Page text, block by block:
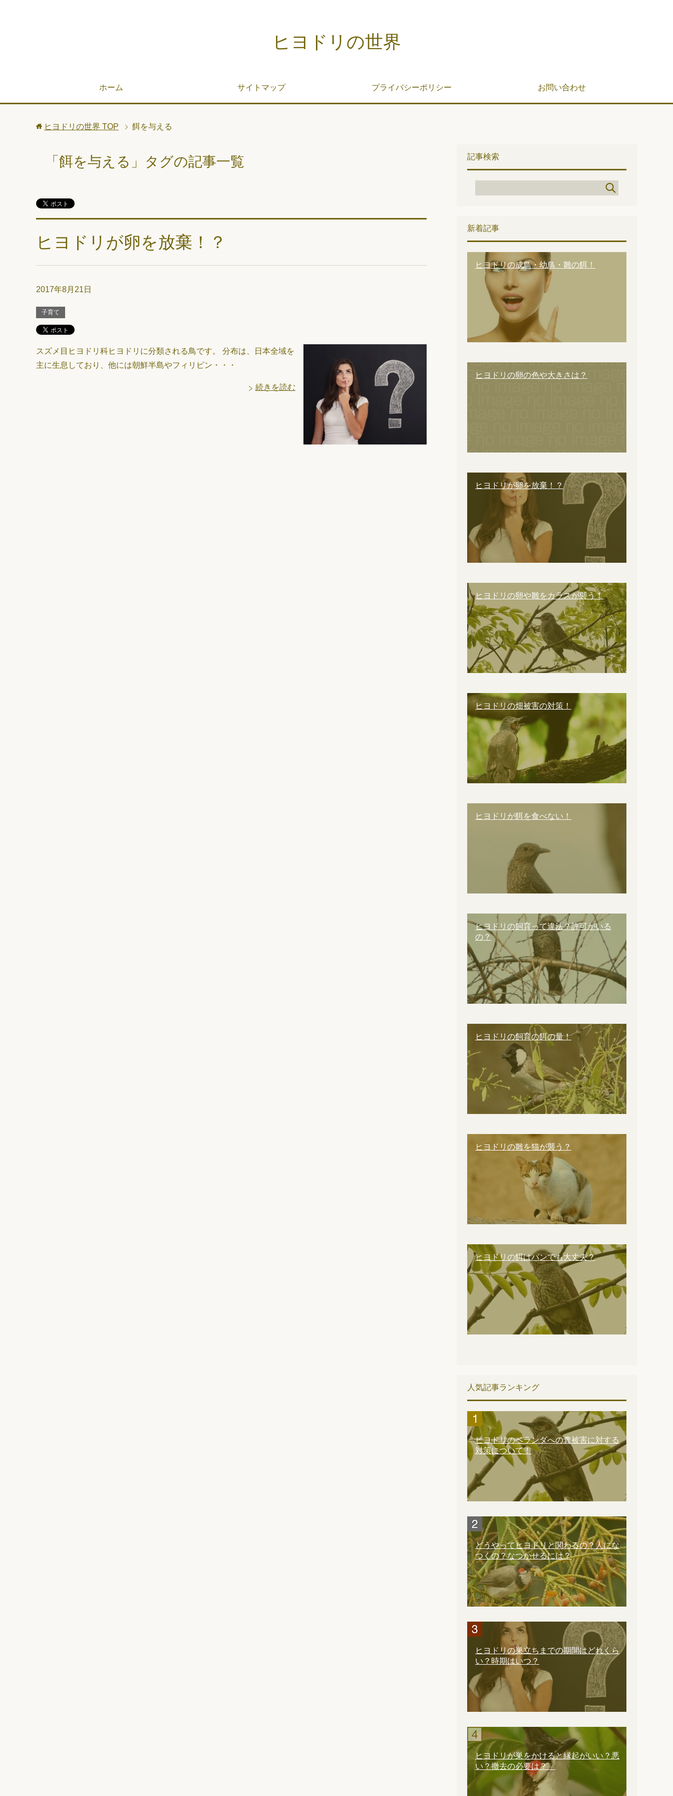
ヒヨドリの世界
ホーム サイトマップ プライバシーポリシー お問い合わせ
ヒヨドリの世界 TOP 餌を与える
「餌を与える」タグの記事一覧
ヒヨドリが卵を放棄！？
2017年8月21日
子育て
スズメ目ヒヨドリ科ヒヨドリに分類される鳥です。 分布は、日本全域を
主に生息しており、他には朝鮮半島やフィリピン・・・
続きを読む
記事検索
新着記事
ヒヨドリの成鳥・幼鳥・雛の餌！
ヒヨドリの卵の色や大きさは？
ヒヨドリが卵を放棄！？
ヒヨドリの卵や雛をカラスが襲う！
ヒヨドリの畑被害の対策！
ヒヨドリが餌を食べない！
ヒヨドリの飼育って違法？許可がいる
の？
ヒヨドリの飼育の餌の量！
ヒヨドリの雛を猫が襲う？
ヒヨドリの餌はパンでも大丈夫？
人気記事ランキング
ヒヨドリのベランダへの糞被害に対する
対策について！
どうやってヒヨドリと関わるの？人にな
つくの？なつかせるには？
ヒヨドリの巣立ちまでの期間はどれくら
い？時期はいつ？
ヒヨドリが巣をかけると縁起がいい？悪
い？撤去の必要は？